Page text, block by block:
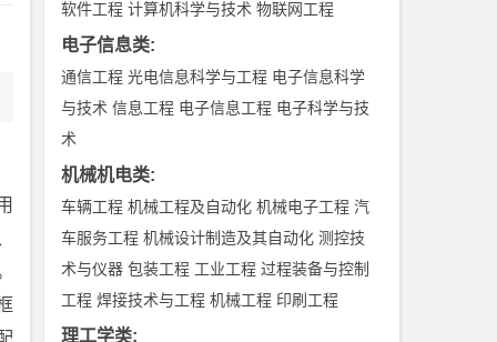
软件工程 计算机科学与技术 物联网工程
电子信息类:
通信工程 光电信息科学与工程 电子信息科学
与技术 信息工程 电子信息工程 电子科学与技
术
机械机电类:
车辆工程 机械工程及自动化 机械电子工程 汽
车服务工程 机械设计制造及其自动化 测控技
术与仪器 包装工程 工业工程 过程装备与控制
工程 焊接技术与工程 机械工程 印刷工程
理工学类: